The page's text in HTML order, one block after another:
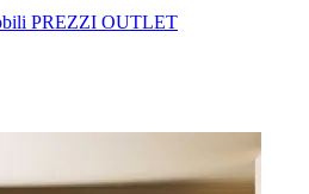
PREZZI OUTLET